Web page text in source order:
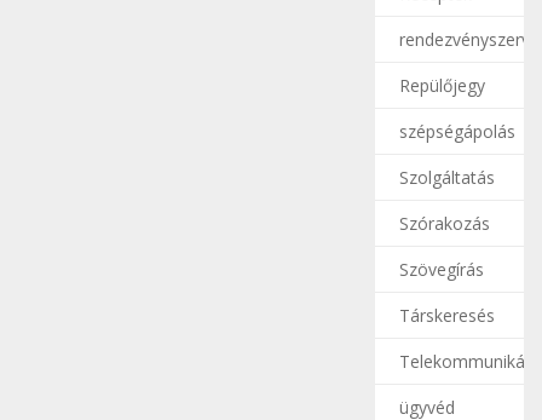
Repülőjegy
szépségápolás
Szolgáltatás
Szórakozás
Szövegírás
Társkeresés
ügyvéd